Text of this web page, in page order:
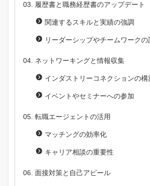
履歴書と職務経歴書のアップデート
関連するスキルと実績の強調
リーダーシップやチームワークの
ネットワーキングと情報収集
インダストリーコネクションの構
イベントやセミナーへの参加
転職エージェントの活用
マッチングの効率化
キャリア相談の重要性
面接対策と自己アピール